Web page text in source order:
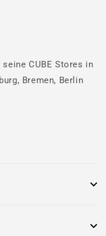
CUBE Stores in
Bremen, Berlin